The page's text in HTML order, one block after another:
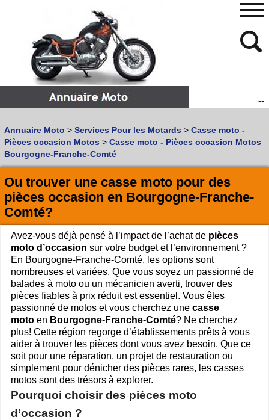
--
Vous recherchez un garage MOTOouSCOOTER?
Quoi :
Où :
Retrouvez dans votre VILLE
les bonnes adresses deL'ANNUAIRE MOTO & SCOOTER
Cliquer sur la 1ere lettre du nom de votre ville pour voir notre
SÉLECTION d'adresses :
A(188) B(314) C(380) D (83) E(80) F (94) G(119)
H(52) I(31) J(32) K(5) L(458) M
(295)
N(76)
O(47) P(227) Q(18) R(128) S (571) T(102) U(12)
V(201) W (22) X(1) Y(13)
Espace professionnelsMOTO
Gestion de votre compte PRO
480
768
Annuaire Moto > Services Pour les Motards > Casse moto -
Pièces occasion Motos > Casse moto - Pièces occasion Motos
Bourgogne-Franche-Comté
Ou trouver une casse moto pour des
pièces occasion en Bourgogne-Franche-
Comté?
Avez-vous déjà pensé à l’impact de l’achat de pièces
moto d’occasion sur votre budget et l’environnement ?
En Bourgogne-Franche-Comté, les options sont
nombreuses et variées. Que vous soyez un passionné de
balades à moto ou un mécanicien averti, trouver des
pièces fiables à prix réduit est essentiel. Vous êtes
passionné de motos et vous cherchez une casse
moto en Bourgogne-Franche-Comté? Ne cherchez
plus! Cette région regorge d’établissements prêts à vous
aider à trouver les pièces dont vous avez besoin. Que ce
soit pour une réparation, un projet de restauration ou
simplement pour dénicher des pièces rares, les casses
motos sont des trésors à explorer.
Pourquoi choisir des pièces moto
d’occasion ?